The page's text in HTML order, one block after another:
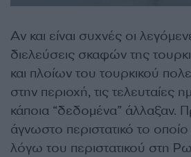
Αν και είναι συχνές οι
διελεύσεις σκαφών της
και πλοίων του τουρκικού
στην περιοχή, τις τελευταίες
κάποια “δεδομένα” άλλαξαν.
άγνωστο περιστατικό το
λόγω του περιστατικού στη